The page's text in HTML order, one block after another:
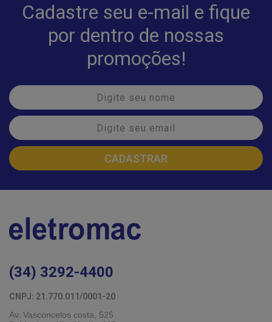
Cadastre seu e-mail e fique
por dentro de nossas
promoções!
(34) 3292-4400
CNPJ: 21.770.011/0001-20
Av. Vasconcelos costa, 525